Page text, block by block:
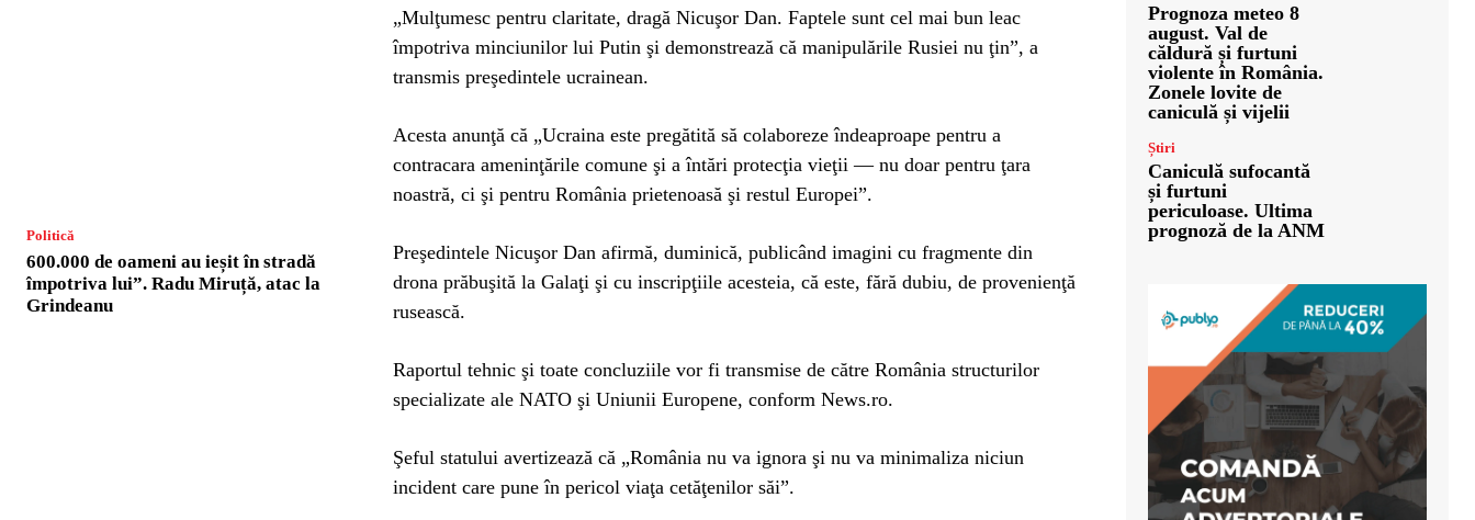
Politică
600.000 de oameni au ieșit în stradă
împotriva lui”. Radu Miruță, atac la
Grindeanu
„Mulţumesc pentru claritate, dragă Nicuşor Dan. Faptele sunt cel mai bun leac
împotriva minciunilor lui Putin şi demonstrează că manipulările Rusiei nu ţin”, a
transmis preşedintele ucrainean.
Acesta anunţă că „Ucraina este pregătită să colaboreze îndeaproape pentru a
contracara ameninţările comune şi a întări protecţia vieţii — nu doar pentru ţara
noastră, ci şi pentru România prietenoasă şi restul Europei”.
Preşedintele Nicuşor Dan afirmă, duminică, publicând imagini cu fragmente din
drona prăbuşită la Galaţi şi cu inscripţiile acesteia, că este, fără dubiu, de provenienţă
rusească.
Raportul tehnic şi toate concluziile vor fi transmise de către România structurilor
specializate ale NATO şi Uniunii Europene, conform News.ro.
Şeful statului avertizează că „România nu va ignora şi nu va minimaliza niciun
incident care pune în pericol viaţa cetăţenilor săi”.
Prognoza meteo 8
august. Val de
căldură și furtuni
violente în România.
Zonele lovite de
caniculă și vijelii
Știri
Caniculă sufocantă
și furtuni
periculoase. Ultima
prognoză de la ANM